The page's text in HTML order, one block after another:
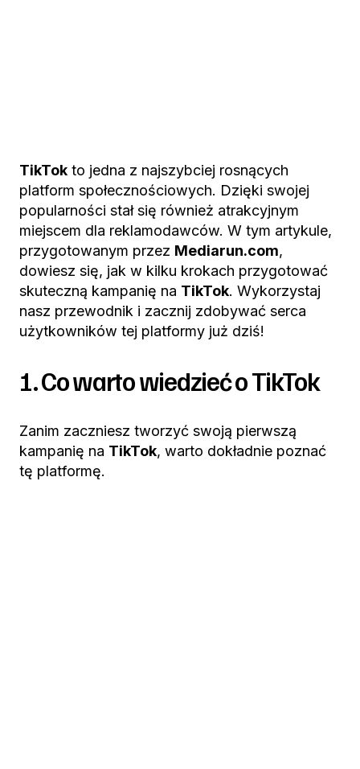
TikTok to jedna z najszybciej rosnących
platform społecznościowych. Dzięki swojej
popularności stał się również atrakcyjnym
miejscem dla reklamodawców. W tym artykule,
przygotowanym przez Mediarun.com,
dowiesz się, jak w kilku krokach przygotować
skuteczną kampanię na TikTok. Wykorzystaj
nasz przewodnik i zacznij zdobywać serca
użytkowników tej platformy już dziś!
1. Co warto wiedzieć o TikTok
Zanim zaczniesz tworzyć swoją pierwszą
kampanię na TikTok, warto dokładnie poznać
tę platformę.